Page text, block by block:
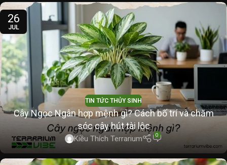
26
JUL
TIN TỨC THỦY SINH
Cây Ngọc Ngân hợp mệnh gì? Cách bố trí và chăm
sóc cây hút tài lộc
Kiều Thích Terrarium 0